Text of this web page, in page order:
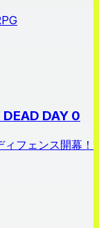
DAY 0
フェンス開幕！